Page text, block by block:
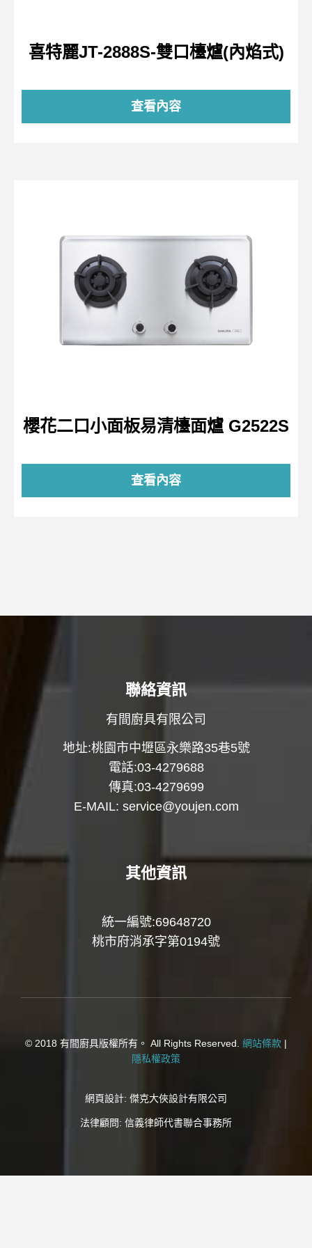
喜特麗JT-2888S-雙口檯爐(內焰式)
查看內容
櫻花二口小面板易清檯面爐 G2522S
查看內容
聯絡資訊
有間廚具有限公司
地址:桃園市中壢區永樂路35巷5號
電話:03-4279688
傳真:03-4279699
E-MAIL: service@youjen.com
其他資訊
統一編號:69648720
桃市府消承字第0194號
© 2018 有間廚具版權所有。 All Rights Reserved. 網站條款 |
隱私權政策
網頁設計: 傑克大俠設計有限公司
法律顧問: 信義律師代書聯合事務所